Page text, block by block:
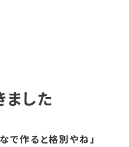
した
で作ると格別やね」